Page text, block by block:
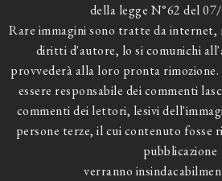
della legge N°62 del
Rare immagini sono tratte da internet,
diritti d'autore, lo si comunichi
provvederà alla loro pronta
essere responsabile dei commenti
commenti dei lettori, lesivi
persone terze, il cui contenuto fosse
pubblicazione
verranno